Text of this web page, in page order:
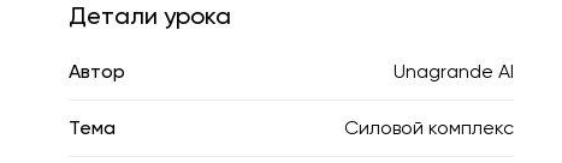
Детали урока
Автор Unagrande AI
Тема Силовой комплекс